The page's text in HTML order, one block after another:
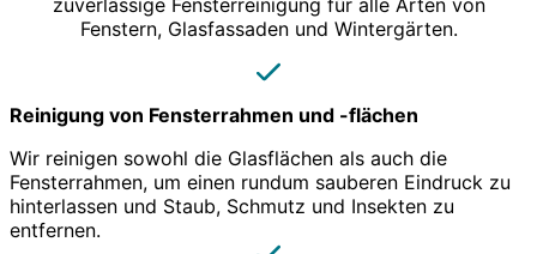
zuverlässige Fensterreinigung für alle Arten von
Fenstern, Glasfassaden und Wintergärten.
Reinigung von Fensterrahmen und -flächen
Wir reinigen sowohl die Glasflächen als auch die
Fensterrahmen, um einen rundum sauberen Eindruck zu
hinterlassen und Staub, Schmutz und Insekten zu
entfernen.